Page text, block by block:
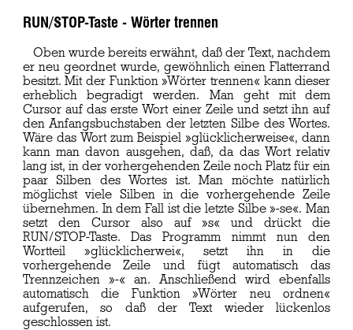
RUN/STOP-Taste - Wörter trennen
Oben wurde bereits erwähnt, daß der Text, nachdem
er neu geordnet wurde, gewöhnlich einen Flatterrand
besitzt. Mit der Funktion »Wörter trennen« kann dieser
erheblich begradigt werden. Man geht mit dem
Cursor auf das erste Wort einer Zeile und setzt ihn auf
den Anfangsbuchstaben der letzten Silbe des Wortes.
Wäre das Wort zum Beispiel »glücklicherweise«, dann
kann man davon ausgehen, daß, da das Wort relativ
lang ist, in der vorhergehenden Zeile noch Platz für ein
paar Silben des Wortes ist. Man möchte natürlich
möglichst viele Silben in die vorhergehende Zeile
übernehmen. In dem Fall ist die letzte Silbe »-se«. Man
setzt den Cursor also auf »s« und drückt die
RUN/STOP-Taste. Das Programm nimmt nun den
Wortteil »glücklicherwei«, setzt ihn in die
vorhergehende Zeile und fügt automatisch das
Trennzeichen »-« an. Anschließend wird ebenfalls
automatisch die Funktion »Wörter neu ordnen«
aufgerufen, so daß der Text wieder lückenlos
geschlossen ist.